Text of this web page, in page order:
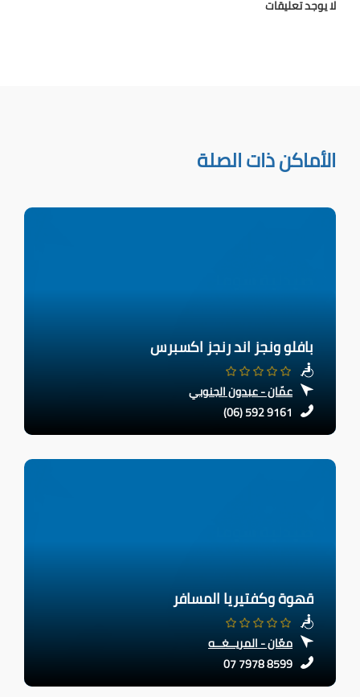
لا يوجد تعليقات
الأماكن ذات الصلة
بافلو ونجز اند رنجز اكسبرس
عمّان - عبدون الجنوبي
(06) 592 9161
قهوة وكفتيريا المسافر
معّان - المريــغــه
07 7978 8599